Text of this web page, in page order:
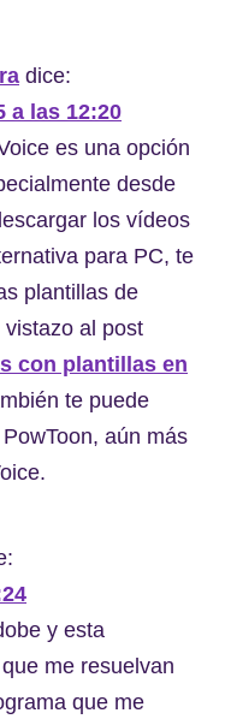
dice:
a las 12:20
es una opción
desde
los vídeos
para PC, te
plantillas de
al post
con plantillas en
te puede
aún más
y esta
me resuelvan
que me